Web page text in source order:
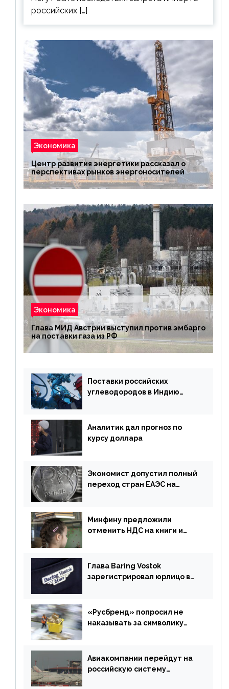
российских […]
Экономика
Центр развития энергетики рассказал о
перспективах рынков энергоносителей
Экономика
Глава МИД Австрии выступил против эмбарго
на поставки газа из РФ
Поставки российских
углеводородов в Индию
Аналитик дал прогноз по
курсу доллара
Экономист допустил полный
переход стран ЕАЭС на
Минфину предложили
отменить НДС на книги и
Глава Baring Vostok
зарегистрировал юрлицо в
«Русбренд» попросил не
наказывать за символику
Авиакомпании перейдут на
российскую систему